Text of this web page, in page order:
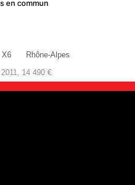
en commun
X6
Rhône-Alpes
14 490 €